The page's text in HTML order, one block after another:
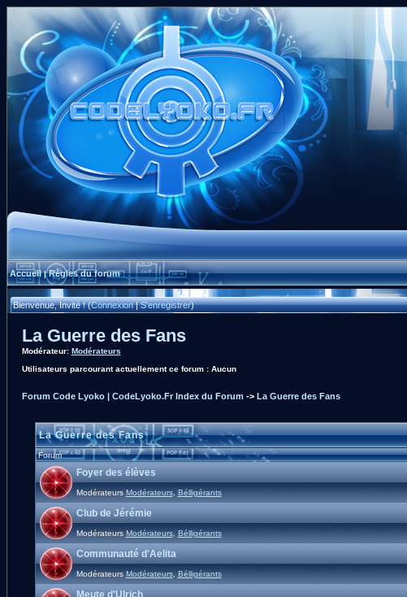
Accueil|Règles du forum
Bienvenue, Invité ! (Connexion|S'enregistrer)
La Guerre des Fans
Modérateur: Modérateurs
Utilisateurs parcourant actuellement ce forum : Aucun
Forum Code Lyoko | CodeLyoko.Fr Index du Forum -> La Guerre des Fans
La Guerre des Fans
Forum
Foyer des élèves
Modérateurs Modérateurs, Bélligérants
Club de Jérémie
Modérateurs Modérateurs, Bélligérants
Communauté d'Aelita
Modérateurs Modérateurs, Bélligérants
Meute d'Ulrich